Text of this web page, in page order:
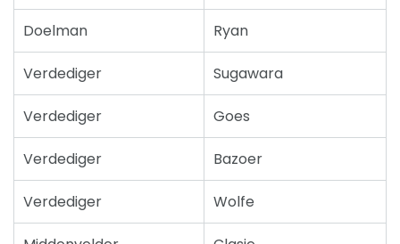
Doelman Ryan
Verdediger Sugawara
Verdediger Goes
Verdediger Bazoer
Verdediger Wolfe